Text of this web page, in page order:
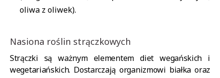
oliwa z oliwek).
Nasiona roślin strączkowych
Strączki są ważnym elementem diet wegańskich i
wegetariańskich. Dostarczają organizmowi białka oraz